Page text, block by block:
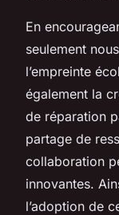
En
seulement
l’empreinte
également la
de réparation
partage de
collaboration
innovantes.
l’adoption de